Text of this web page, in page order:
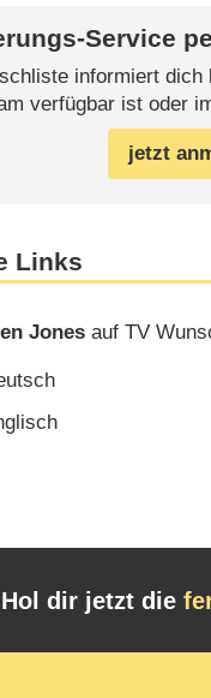
Service
informiert dich
verfügbar ist oder
jetzt
Links
Jones auf TV
Hol dir jetzt die